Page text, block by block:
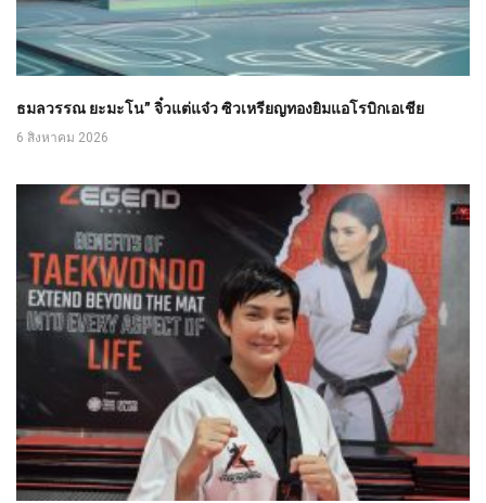
ธมลวรรณ ยะมะโน” จิ๋วแต่แจ๋ว ซิวเหรียญทองยิมแอโรบิกเอเชีย
6 สิงหาคม 2026